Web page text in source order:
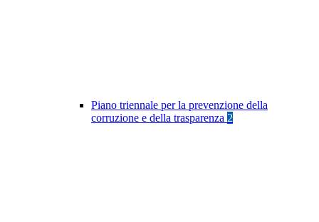
Piano triennale per la prevenzione della
corruzione e della trasparenza 2